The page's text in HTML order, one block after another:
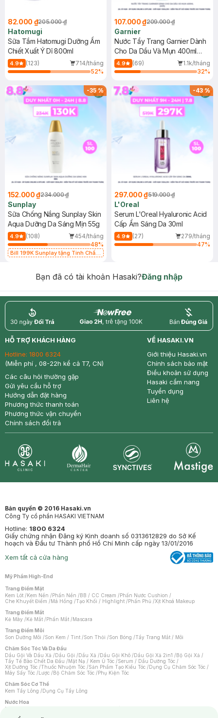
82.000 ₫205.000 ₫
Hatomugi
Sữa Tắm Hatomugi Dưỡng Ẩm
Chiết Xuất Ý Dĩ 800ml
4.9 (123)
714/tháng
52%
107.000 ₫209.000 ₫
Garnier
Nước Tẩy Trang Garnier Dành
Cho Da Dầu Và Mụn 400ml
(Mới)
4.9 (69)
1.1k/tháng
32%
-35%
152.000 ₫234.000 ₫
Sunplay
Sữa Chống Nắng Sunplay Skin
Aqua Dưỡng Da Sáng Mịn 55g
4.9 (108)
454/tháng
48%
Bill 199K Sunplay tặng Tinh Chất
-43%
297.000 ₫519.000 ₫
L'Oreal
Serum L'Oreal Hyaluronic Acid
Cấp Ẩm Sáng Da 30ml
4.9 (27)
279/tháng
47%
Bạn đã có tài khoản Hasaki?Đăng nhập
return nowfree price
HỖ TRỢ KHÁCH HÀNG
Hotline: 1800 6324
(Miễn phí , 08-22h kể cả T7, CN)
Các câu hỏi thường gặp
Gửi yêu cầu hỗ trợ
Hướng dẫn đặt hàng
Phương thức thanh toán
Phương thức vận chuyển
Chính sách đổi trả
VỀ HASAKI.VN
Giới thiệu Hasaki.vn
Chính sách bảo mật
Điều khoản sử dụng
Hasaki cẩm nang
Tuyển dụng
Liên hệ
Bản quyền © 2016 Hasaki.vn
Công Ty cổ phần HASAKI VIETNAM
Hotline: 1800 6324
Giấy chứng nhận Đăng ký Kinh doanh số 0313612829 do Sở Kế
hoạch và Đầu tư Thành phố Hồ Chí Minh cấp ngày 13/01/2016
Xem tất cả cửa hàng
Mỹ Phẩm High-End
Trang Điểm Mặt
Kem Lót /Kem Nền /Phấn Nền /BB / CC Cream /Phấn Nước Cushion /
Che Khuyết Điểm /Má Hồng /Tạo Khối / Highlight /Phấn Phủ /Xịt Khoá Makeup
Trang Điểm Mắt
Kẻ Mày /Kẻ Mắt /Phấn Mắt /Mascara
Trang Điểm Môi
Son Dưỡng Môi /Son Kem / Tint /Son Thỏi /Son Bóng /Tẩy Trang Mắt / Môi
Chăm Sóc Tóc Và Da Đầu
Dầu Gội Và Dầu Xả /Dầu Gội /Dầu Xả /Dầu Gội Khô /Dầu Gội Xả 2in1 /Bộ Gội Xả /
Tẩy Tế Bào Chết Da Đầu /Mặt Nạ / Kem Ủ Tóc /Serum / Dầu Dưỡng Tóc /
Xịt Dưỡng Tóc /Thuốc Nhuộm Tóc /Sản Phẩm Tạo Kiểu Tóc /Dụng Cụ Chăm Sóc Tóc /
Máy Sấy Tóc /Lược /Bộ Chăm Sóc Tóc /Phụ Kiện Tóc
Chăm Sóc Cơ Thể
Kem Tẩy Lông /Dụng Cụ Tẩy Lông
Nước Hoa
Nước Hoa Nữ